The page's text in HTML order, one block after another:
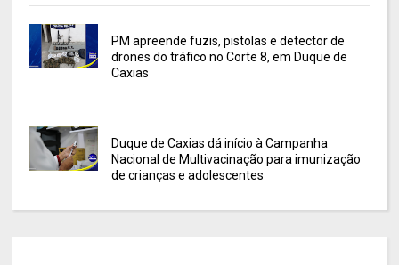
PM apreende fuzis, pistolas e detector de
drones do tráfico no Corte 8, em Duque de
Caxias
Duque de Caxias dá início à Campanha
Nacional de Multivacinação para imunização
de crianças e adolescentes